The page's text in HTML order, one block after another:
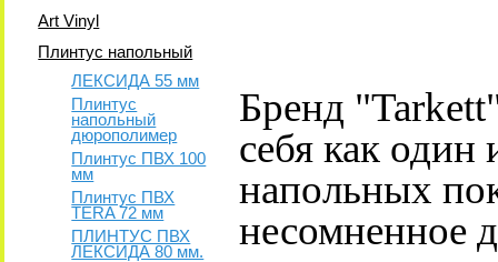
Art Vinyl
Плинтус напольный
ЛЕКСИДА 55 мм
Плинтус
напольный
дюрополимер
Плинтус ПВХ 100
мм
Плинтус ПВХ
TERA 72 мм
ПЛИНТУС ПВХ
ЛЕКСИДА 80 мм.
Бренд
себя как
напольных
несомненное